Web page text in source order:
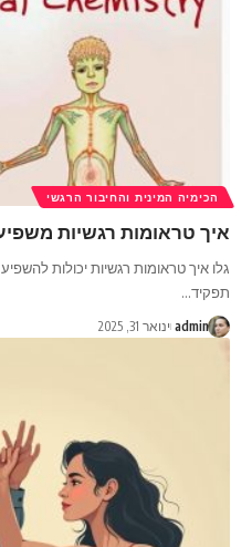
הכימיה המינית והחיבור הרגשי
איך טראומות רגשיות
גלו איך טראומות רגשיות יכולות
תפקיד…
admin ינואר 31, 2025